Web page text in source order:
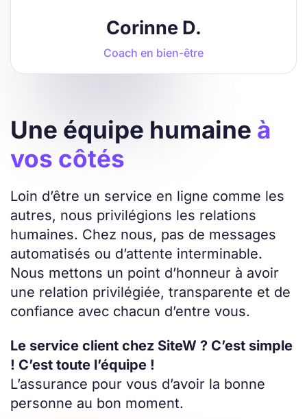
Corinne D.
Coach en bien-être
Une équipe humaine à
vos côtés
Loin d’être un service en ligne comme les
autres, nous privilégions les relations
humaines. Chez nous, pas de messages
automatisés ou d’attente interminable.
Nous mettons un point d’honneur à avoir
une relation privilégiée, transparente et de
confiance avec chacun d’entre vous.
Le service client chez SiteW ? C’est simple
! C’est toute l’équipe !
L’assurance pour vous d’avoir la bonne
personne au bon moment.